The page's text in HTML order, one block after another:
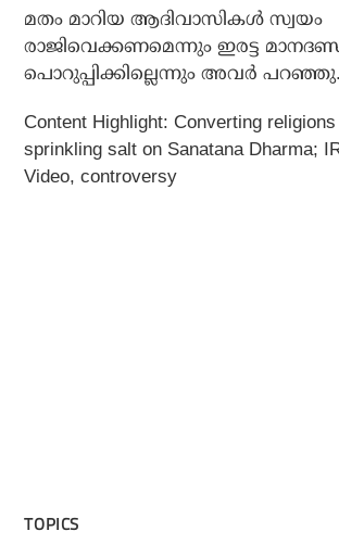
മതം മാറിയ ആദിവാസികള്‍ സ്വയം
രാജിവെക്കണമെന്നും ഇരട്ട
പൊറുപ്പിക്കില്ലെന്നും അവര്‍ പറഞ്ഞു.
Content Highlight: Converting
sprinkling salt on Sanatana Dharma;
Video, controversy
TOPICS